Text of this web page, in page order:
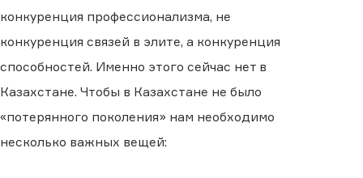
конкуренция профессионализма, не
конкуренция связей в элите, а конкуренция
способностей. Именно этого сейчас нет в
Казахстане. Чтобы в Казахстане не было
«потерянного поколения» нам необходимо
несколько важных вещей: